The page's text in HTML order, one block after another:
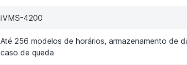
iVMS-4200
Até 256 modelos de horários, armazenamento de
caso de queda